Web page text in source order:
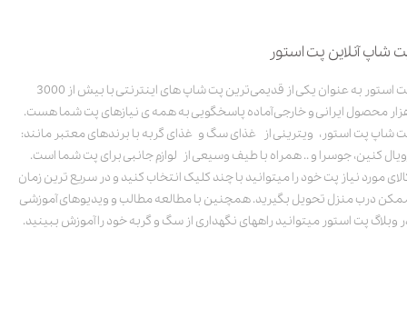
شاپ آنلاین پت استور
پت استور به عنوان یکی از قدیمی‌ترین پت شاپ های اینترنتی با بیش از 3000
محصول ایرانی و خارجی آماده پاسخگویی به همه ی نیازهای پت شما هست.
شاپ پت استور، ویترینی از غذای سگ و غذای گربه با برندهای معتبر مانند:
کنین، جوسرا و .. همراه با طیف وسیعی از لوازم جانبی برای پت شما است.
مورد نیاز پت خود را میتوانید با چند کلیک انتخاب کنید و در سریع ترین زمان
درب منزل تحویل بگیرید. همچنین با مطالعه مطالب و ویدیوهای آموزشی
وبلاگ پت استور میتوانید راههای نگهداری از سگ و گربه خود را آموزش ببینید.